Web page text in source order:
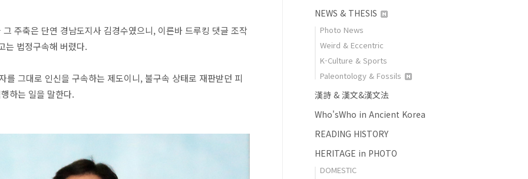
주축은 단연 경남도지사 김경수였으니, 이른바 드루킹 댓글 조작
는 법정구속해 버렸다.
그대로 인신을 구속하는 제도이니, 불구속 상태로 재판받던 피
하는 일을 말한다.
NEWS & THESIS
Photo News
Weird & Eccentric
K-Culture & Sports
Paleontology & Fossils
漢詩 & 漢文&漢文法
Who'sWho in Ancient Korea
READING HISTORY
HERITAGE in PHOTO
DOMESTIC